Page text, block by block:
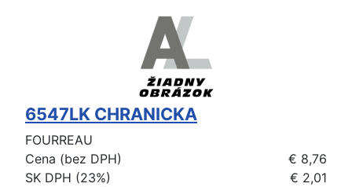
6547LK CHRANICKA
FOURREAU
Cena (bez DPH)
€ 8,76
SK DPH (23%)
€ 2,01